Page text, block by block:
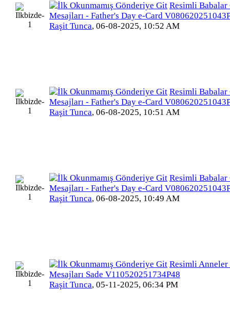
Resimli Babalar
Mesajları - Father's Day e-Card
Raşit Tunca, 06-08-2025, 10:52 AM
Resimli Babalar
Mesajları - Father's Day e-Card
Raşit Tunca, 06-08-2025, 10:51 AM
Resimli Babalar
Mesajları - Father's Day e-Card
Raşit Tunca, 06-08-2025, 10:49 AM
Resimli Anneler
Mesajları Sade V110520251734P48
Raşit Tunca, 05-11-2025, 06:34 PM